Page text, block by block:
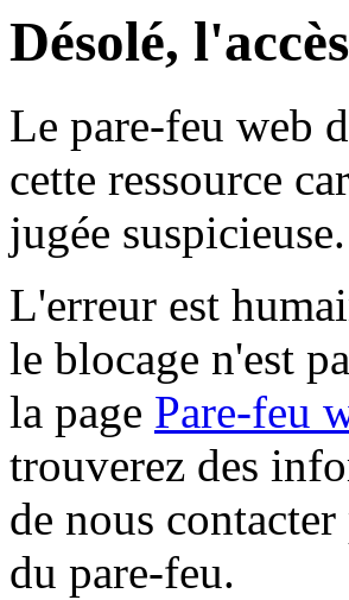
Désolé,
Le pare-feu web
cette ressource
jugée suspicieuse.
L'erreur est
le blocage n'est
la page Pare-feu
trouverez des
de nous
du pare-feu.